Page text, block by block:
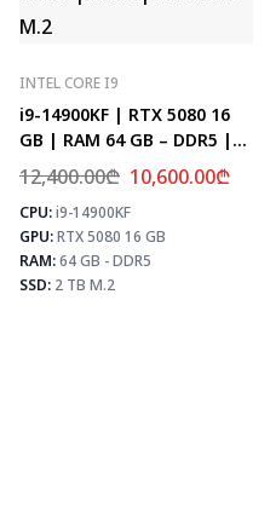
INTEL CORE I9
i9-14900KF | RTX 5080 16
GB | RAM 64 GB – DDR5 |
Z790 | SSD 2 TB M.2
12,400.00₾ 10,600.00₾
CPU:i9-14900KF
GPU:RTX 5080 16 GB
RAM:64 GB - DDR5
SSD: 2 TB M.2